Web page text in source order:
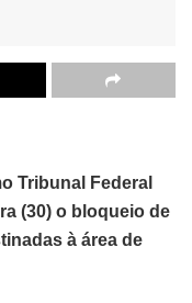
Tribunal Federal
(30) o bloqueio de
à área de